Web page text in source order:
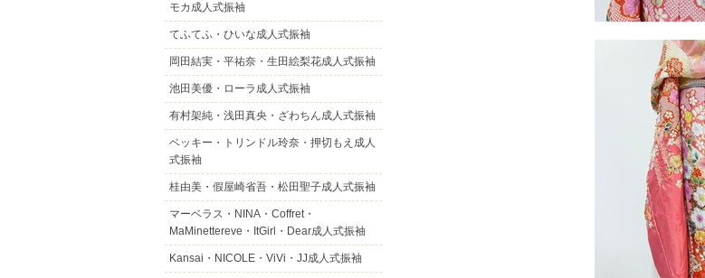
モカ成人式振袖
てふてふ・ひいな成人式振袖
岡田結実・平祐奈・生田絵梨花成人式振袖
池田美優・ローラ成人式振袖
有村架純・浅田真央・ざわちん成人式振袖
ベッキー・トリンドル玲奈・押切もえ成人
式振袖
桂由美・假屋崎省吾・松田聖子成人式振袖
マーベラス・NINA・Coffret・
MaMinettereve・ItGirl・Dear成人式振袖
Kansai・NICOLE・ViVi・JJ成人式振袖